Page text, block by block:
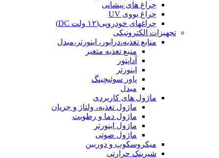
چراغ های پیشانی
چراغ یووی UV
چراغهای خودرویی(۱۲ ولت DC)
تجهیزات الکترونیکی
منابع تغذیه،درایور، اینورتر،مبدل
منبع تغذیه متغیر
آداپتور
اینورتر
پاور سوئیچینگ
مبدل
ماژول های کاربردی
ماژول تغذیه، ولتاژ و جریان
ماژول دما و رطوبت
ماژول اینورتر
ماژول صوتی
میکروسکوپ و دوربین
شیرینک حرارتی